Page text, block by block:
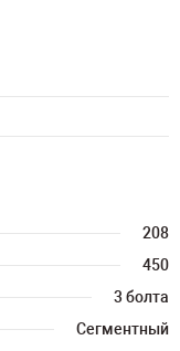
208
450
3 болта
Сегментный